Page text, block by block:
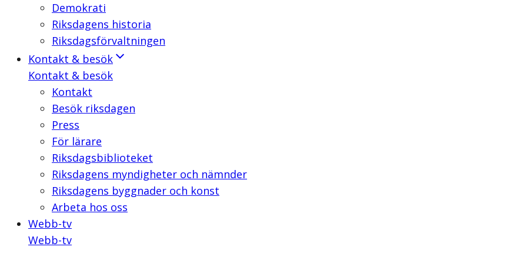
Demokrati
Riksdagens historia
Riksdagsförvaltningen
Kontakt & besök
Kontakt & besök
Kontakt
Besök riksdagen
Press
För lärare
Riksdagsbiblioteket
Riksdagens myndigheter och nämnder
Riksdagens byggnader och konst
Arbeta hos oss
Webb-tv
Webb-tv